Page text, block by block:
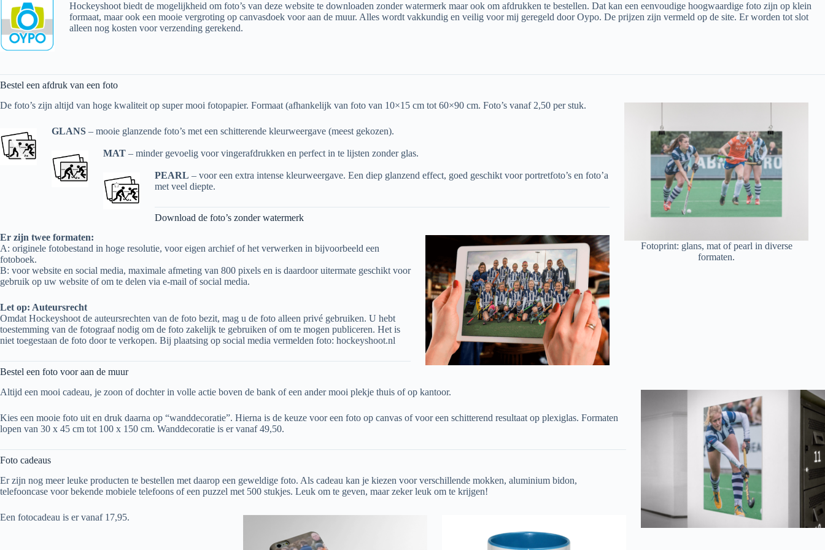
Hockeyshoot biedt de mogelijkheid om foto’s van deze website te downloaden zonder watermerk maar ook om afdrukken te bestellen. Dat kan een eenvoudige hoogwaardige foto zijn op klein
formaat, maar ook een mooie vergroting op canvasdoek voor aan de muur. Alles wordt vakkundig en veilig voor mij geregeld door Oypo. De prijzen zijn vermeld op de site. Er worden tot slot
alleen nog kosten voor verzending gerekend.
Bestel een afdruk van een foto
Fotoprint: glans, mat of pearl in diverse
formaten.
De foto’s zijn altijd van hoge kwaliteit op super mooi fotopapier. Formaat (afhankelijk van foto van 10×15 cm tot 60×90 cm. Foto’s vanaf 2,50 per stuk.
GLANS – mooie glanzende foto’s met een schitterende kleur­weergave (meest gekozen).
MAT – minder gevoelig voor vingerafdrukken en perfect in te lijsten zonder glas.
PEARL – voor een extra intense kleur­weergave. Een diep glanzend effect, goed geschikt voor portretfoto’s en foto’a
met veel diepte.
Download de foto’s zonder watermerk
Er zijn twee formaten:
A: originele foto­bestand in hoge resolutie, voor eigen archief of het verwerken in bijvoorbeeld een
fotoboek.
B: voor website en social media, maximale afmeting van 800 pixels en is daardoor uitermate geschikt voor
gebruik op uw website of om te delen via e-mail of social media.
Let op: Auteursrecht
Omdat Hockeyshoot de auteurs­rechten van de foto bezit, mag u de foto alleen privé gebruiken. U hebt
toestemming van de fotograaf nodig om de foto zakelijk te gebruiken of om te mogen publiceren. Het is
niet toegestaan de foto door te verkopen. Bij plaatsing op social media vermelden foto: hockeyshoot.nl
Bestel een foto voor aan de muur
Altijd een mooi cadeau, je zoon of dochter in volle actie boven de bank of een ander mooi plekje thuis of op kantoor.
Kies een mooie foto uit en druk daarna op “wanddecoratie”. Hierna is de keuze voor een foto op canvas of voor een schitterend resultaat op plexiglas. Formaten
lopen van 30 x 45 cm tot 100 x 150 cm. Wanddecoratie is er vanaf 49,50.
Foto cadeaus
Er zijn nog meer leuke producten te bestellen met daarop een geweldige foto. Als cadeau kan je kiezen voor verschillende mokken, aluminium bidon,
telefooncase voor bekende mobiele telefoons of een puzzel met 500 stukjes. Leuk om te geven, maar zeker leuk om te krijgen!
Een fotocadeau is er vanaf 17,95.